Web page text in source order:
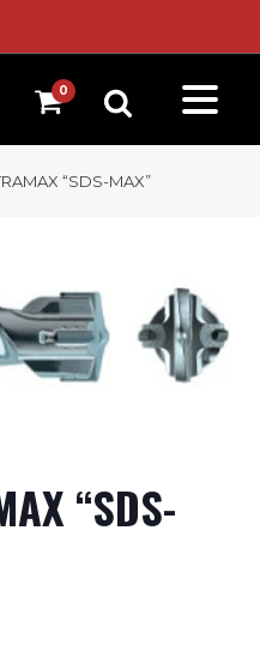
“SDS-MAX”
“SDS-